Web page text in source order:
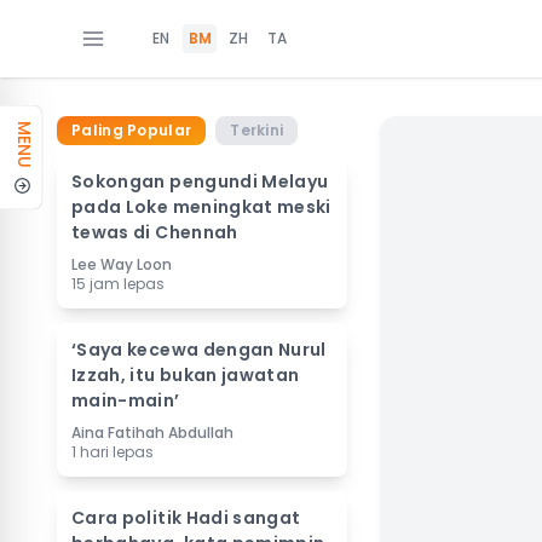
EN BM ZH TA
MENU Paling Popular Terkini
Sokongan pengundi Melayu
pada Loke meningkat meski
tewas di Chennah
Lee Way Loon
15 jam lepas
‘Saya kecewa dengan Nurul
Izzah, itu bukan jawatan
main-main’
Aina Fatihah Abdullah
1 hari lepas
Cara politik Hadi sangat